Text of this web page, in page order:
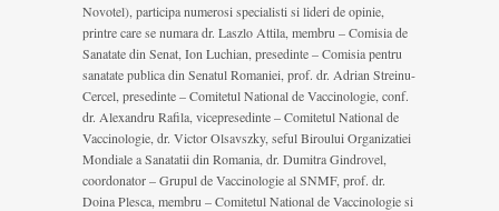
Novotel), participa numerosi specialisti si lideri de opinie,
printre care se numara dr. Laszlo Attila, membru – Comisia de
Sanatate din Senat, Ion Luchian, presedinte – Comisia pentru
sanatate publica din Senatul Romaniei, prof. dr. Adrian Streinu-
Cercel, presedinte – Comitetul National de Vaccinologie, conf.
dr. Alexandru Rafila, vicepresedinte – Comitetul National de
Vaccinologie, dr. Victor Olsavszky, seful Biroului Organizatiei
Mondiale a Sanatatii din Romania, dr. Dumitra Gindrovel,
coordonator – Grupul de Vaccinologie al SNMF, prof. dr.
Doina Plesca, membru – Comitetul National de Vaccinologie si